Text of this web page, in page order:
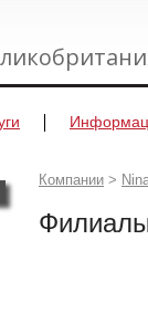
Компании >